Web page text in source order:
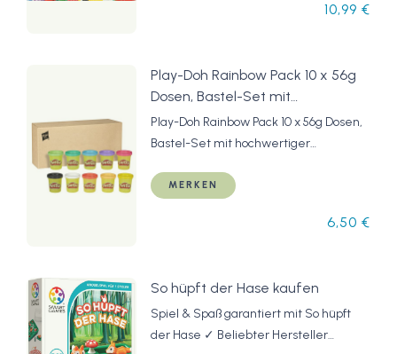
10,99 €
Play-Doh Rainbow Pack 10 x 56g
Dosen, Bastel-Set mit
hochwertiger Knetmasse in 8
fröhlichen Farben, fördert die
kreatives für Kinder ab 2 Jahren
Play-Doh Rainbow Pack 10 x 56g Dosen,
Bastel-Set mit hochwertiger
fördert die Feinmotorik und das
MERKEN
6,50 €
So hüpft der Hase kaufen
Spiel & Spaß garantiert mit So hüpft
der Hase ✓ Beliebter Hersteller